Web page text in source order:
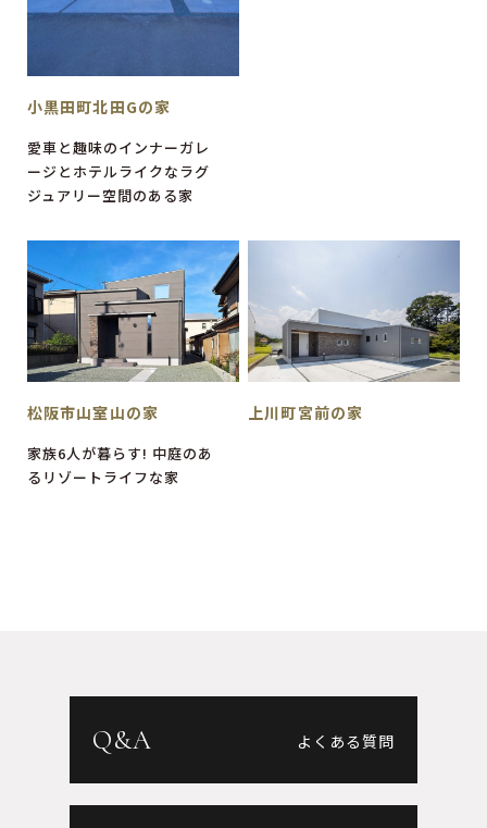
小黒田町北田Gの家
愛車と趣味のインナーガレ
ージとホテルライクなラグ
ジュアリー空間のある家
松阪市山室山の家
家族6人が暮らす! 中庭のあ
るリゾートライフな家
上川町宮前の家
Q&A よくある質問